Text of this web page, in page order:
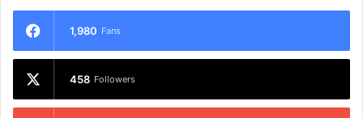
1,980 Fans
458 Followers